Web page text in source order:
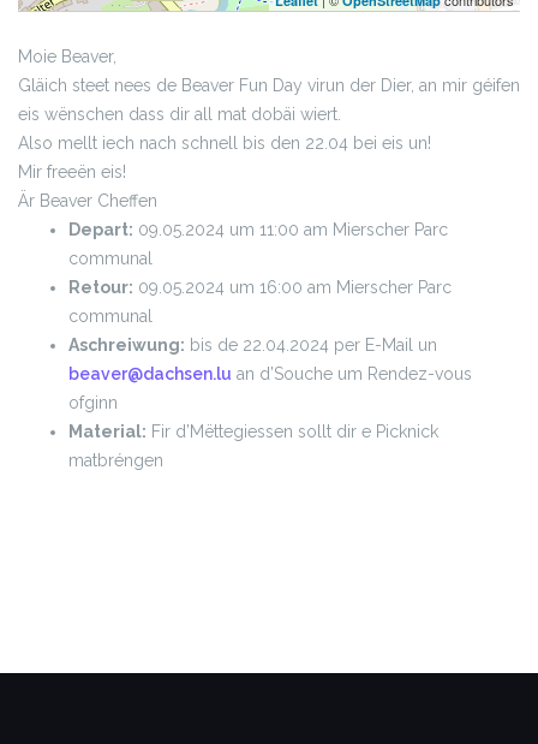
Moie Beaver,
Gläich steet nees de Beaver Fun Day virun der Dier, an mir géifen
eis wënschen dass dir all mat dobäi wiert.
Also mellt iech nach schnell bis den 22.04 bei eis un!
Mir freeën eis!
Är Beaver Cheffen
Depart: 09.05.2024 um 11:00 am Mierscher Parc
communal
Retour: 09.05.2024 um 16:00 am Mierscher Parc
communal
Aschreiwung: bis de 22.04.2024 per E-Mail un
beaver@dachsen.lu an d’Souche um Rendez-vous
ofginn
Material: Fir d’Mëttegiessen sollt dir e Picknick
matbréngen